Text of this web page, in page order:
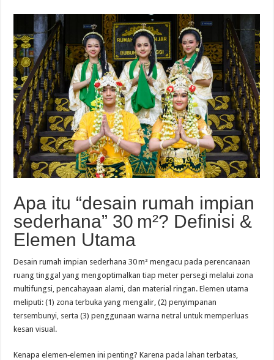
Apa itu “desain rumah impian
sederhana” 30 m²? Definisi &
Elemen Utama
Desain rumah impian sederhana 30 m² mengacu pada perencanaan
ruang tinggal yang mengoptimalkan tiap meter persegi melalui zona
multifungsi, pencahayaan alami, dan material ringan. Elemen utama
meliputi: (1) zona terbuka yang mengalir, (2) penyimpanan
tersembunyi, serta (3) penggunaan warna netral untuk memperluas
kesan visual.
Kenapa elemen‑elemen ini penting? Karena pada lahan terbatas,